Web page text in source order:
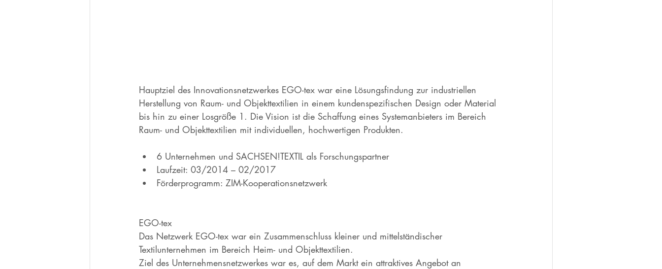
Hauptziel des Innovationsnetzwerkes EGO-tex war eine Lösungsfindung zur industriellen
Herstellung von Raum- und Objekttextilien in einem kundenspezifischen Design oder Material
bis hin zu einer Losgröße 1. Die Vision ist die Schaffung eines Systemanbieters im Bereich
Raum- und Objekttextilien mit individuellen, hochwertigen Produkten.
6 Unternehmen und SACHSEN!TEXTIL als Forschungspartner
Laufzeit: 03/2014 – 02/2017
Förderprogramm: ZIM-Kooperationsnetzwerk
EGO-tex
Das Netzwerk EGO-tex war ein Zusammenschluss kleiner und mittelständischer
Textilunternehmen im Bereich Heim- und Objekttextilien.
Ziel des Unternehmensnetzwerkes war es, auf dem Markt ein attraktives Angebot an